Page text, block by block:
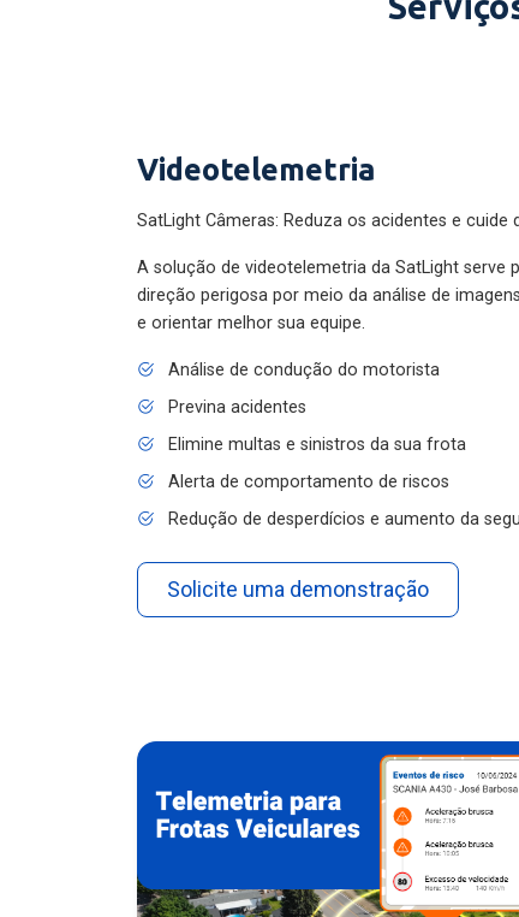
Videotelemetria
SatLight Câmeras: Reduza os acidentes e
A solução de videotelemetria da SatLight
direção perigosa por meio da análise de
e orientar melhor sua equipe.
Análise de condução do motorista
Previna acidentes
Elimine multas e sinistros da sua frota
Alerta de comportamento de riscos
Redução de desperdícios e aumento da
Solicite uma demonstração